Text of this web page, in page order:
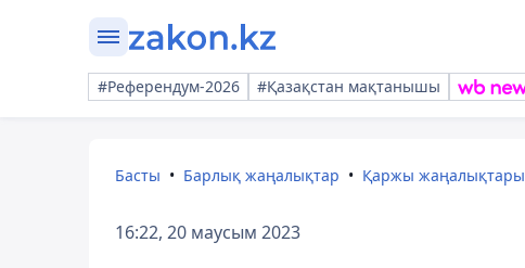
#Референдум-2026 #Қазақстан мақтанышы
Басты Барлық жаңалықтар Қаржы жаңалықтары
16:22, 20 маусым 2023